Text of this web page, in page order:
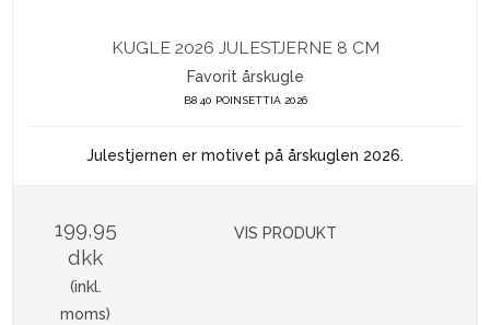
KUGLE 2026 JULESTJERNE 8 CM
Favorit årskugle
B8 40 POINSETTIA 2026
Julestjernen er motivet på årskuglen 2026.
199,95
dkk
(inkl.
moms)
VIS PRODUKT